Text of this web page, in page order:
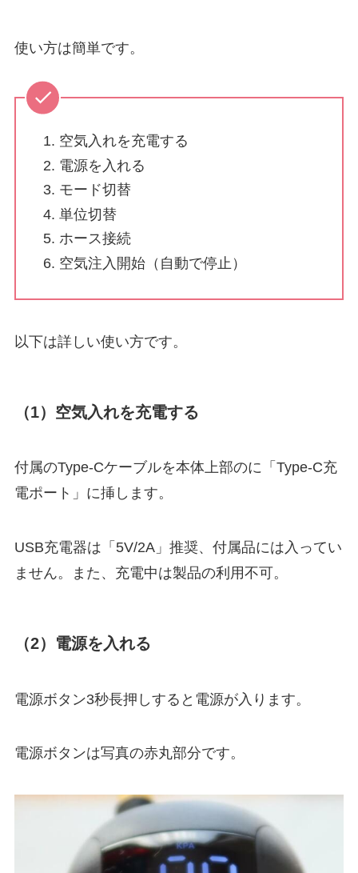
使い方は簡単です。
空気入れを充電する
電源を入れる
モード切替
単位切替
ホース接続
空気注入開始（自動で停止）
以下は詳しい使い方です。
（1）空気入れを充電する
付属のType-Cケーブルを本体上部のに「Type-C充
電ポート」に挿します。
USB充電器は「5V/2A」推奨、付属品には入ってい
ません。
また、充電中は製品の利用不可。
（2）電源を入れる
電源ボタン3秒長押しすると電源が入ります。
電源ボタンは写真の赤丸部分です。